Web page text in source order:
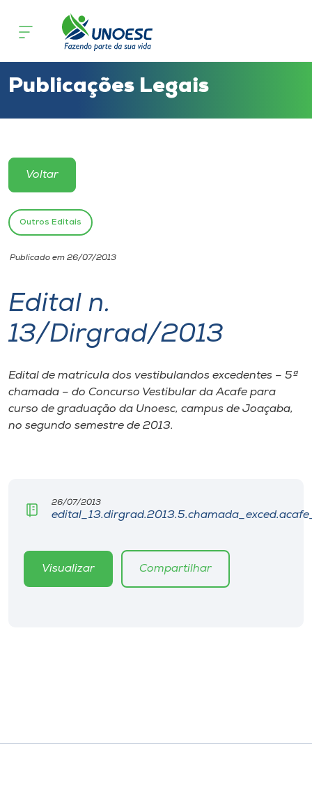
Cursos
Atendimento ao Estudante
Portal de Ensino
Unoesc
Internacionalização
I.nova
Diplomados
Cultura
Biblioteca
Editora
Rádio
Publicações Legais
Voltar
Outros Editais
Publicado em 26/07/2013
Edital n.
13/Dirgrad/2013
Edital de matrícula dos vestibulandos excedentes – 5ª
chamada – do Concurso Vestibular da Acafe para
curso de graduação da Unoesc, campus de Joaçaba,
no segundo semestre de 2013.
26/07/2013
Visualizar Compartilhar